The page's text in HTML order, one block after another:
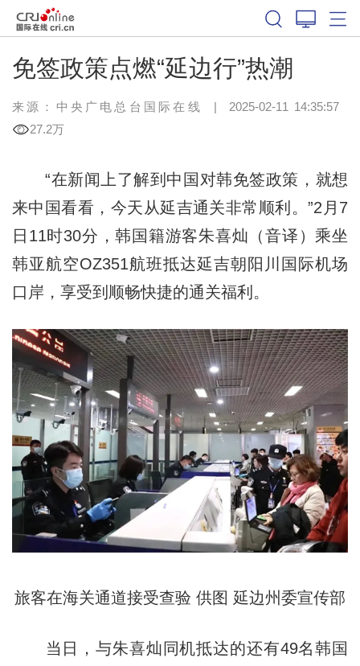
免签政策点燃“延边行”热潮
来源：中央广电总台国际在线 | 2025-02-11 14:35:57
27.2万
“在新闻上了解到中国对韩免签政策，就想
来中国看看，今天从延吉通关非常顺利。”2月7
日11时30分，韩国籍游客朱喜灿（音译）乘坐
韩亚航空OZ351航班抵达延吉朝阳川国际机场
口岸，享受到顺畅快捷的通关福利。
旅客在海关通道接受查验 供图 延边州委宣传部
当日，与朱喜灿同机抵达的还有49名韩国